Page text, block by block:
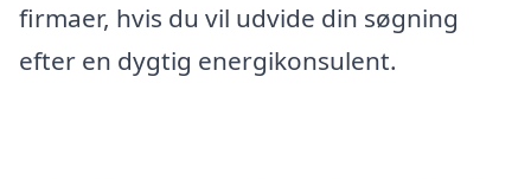
firmaer, hvis du vil udvide din søgning
efter en dygtig energikonsulent.